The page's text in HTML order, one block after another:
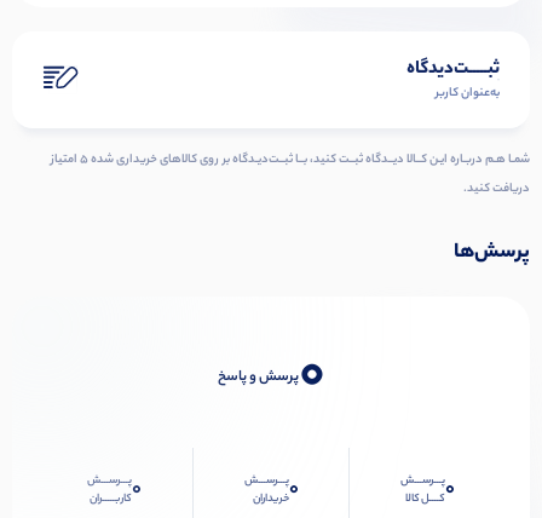
ثبـــــت‌دیدگاه
به‌عنوان کاربر
شمـا هـم دربـاره ایـن کــالا دیــدگاه ثبــت کنید، بــا ثبــت‌دیـدگاه بر روی کالاهای خریداری شده ۵ امتیاز
دریافت کنید.
پرسش‌ها
0پرسش و پاسخ
0پـــرســـش
کــــل کالا
0پـــرســـش
خریداران
0پـــرســـش
کاربـــــران